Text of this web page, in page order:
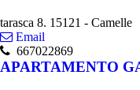
tarasca 8. 15121 - Camelle
Email
667022869
APARTAMENTO